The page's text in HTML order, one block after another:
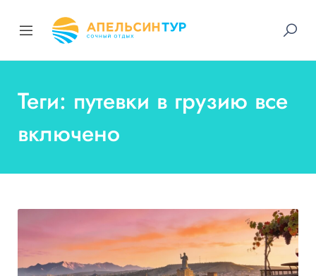
Теги: путевки в грузию все
включено